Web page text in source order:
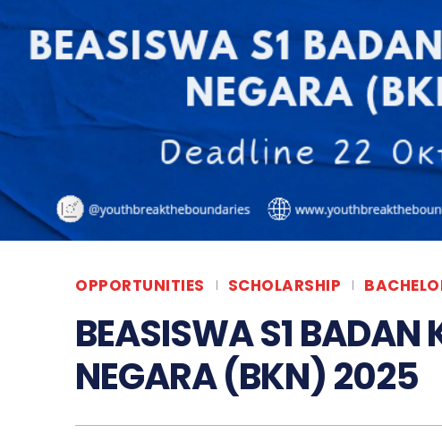
OPPORTUNITIES SCHOLARSHIP
BEASISWA S1 BADAN
NEGARA (BKN) 2025